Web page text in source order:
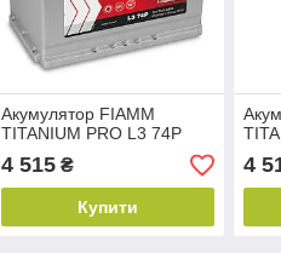
Акумулятор FIAMM
TITANIUM PRO L3 74P
4 515₴
Купити
4